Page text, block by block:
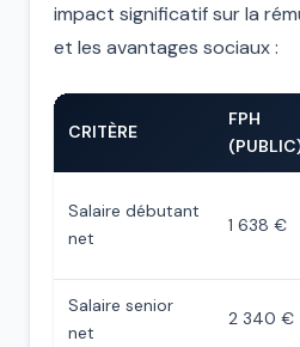
impact significatif sur la
et les avantages sociaux :
CRITÈRE
FPH
Salaire débutant
net
1 638 €
Salaire senior
net
2 340 €